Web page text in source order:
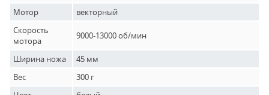
Мотор
векторный
Скорость
мотора
9000-13000 об/мин
Ширина ножа
45 мм
Вес
300 г